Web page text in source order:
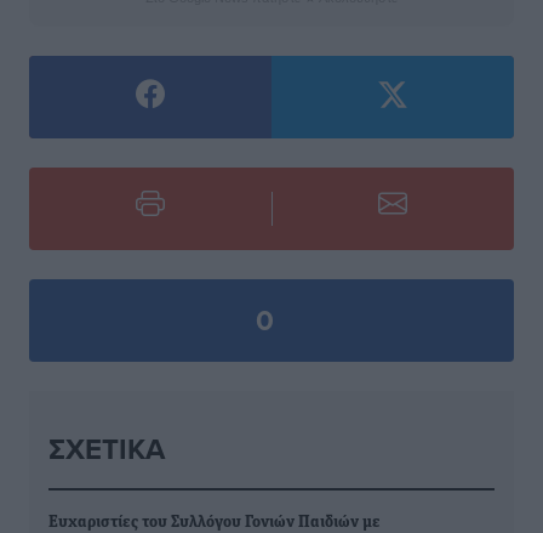
0
ΣΧΕΤΙΚΆ
Eυχαριστίες του Συλλόγου Γονιών Παιδιών με